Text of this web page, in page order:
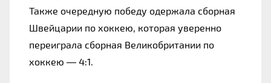
Также очередную победу одержала сборная
Швейцарии по хоккею, которая уверенно
переиграла сборная Великобритании по
хоккею — 4:1.